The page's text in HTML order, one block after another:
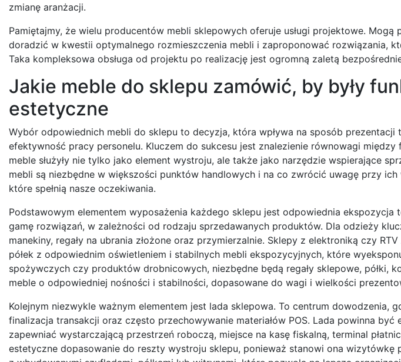
zmianę aranżacji.
Pamiętajmy, że wielu producentów mebli sklepowych oferuje usługi projektowe.
doradzić w kwestii optymalnego rozmieszczenia mebli i zaproponować rozwiązania,
Taka kompleksowa obsługa od projektu po realizację jest ogromną zaletą
Jakie meble do sklepu zamówić, by były
estetyczne
Wybór odpowiednich mebli do sklepu to decyzja, która wpływa na sposób
efektywność pracy personelu. Kluczem do sukcesu jest znalezienie równowagi
meble służyły nie tylko jako element wystroju, ale także jako narzędzie wspierające
mebli są niezbędne w większości punktów handlowych i na co zwrócić uwagę przy
które spełnią nasze oczekiwania.
Podstawowym elementem wyposażenia każdego sklepu jest odpowiednia ekspozycja
gamę rozwiązań, w zależności od rodzaju sprzedawanych produktów. Dla odzieży
manekiny, regały na ubrania złożone oraz przymierzalnie. Sklepy z elektroniką czy
półek z odpowiednim oświetleniem i stabilnych mebli ekspozycyjnych, które
spożywczych czy produktów drobnicowych, niezbędne będą regały sklepowe, półki,
meble o odpowiedniej nośności i stabilności, dopasowane do wagi i wielkości
Kolejnym niezwykle ważnym elementem jest lada sklepowa. To centrum dowodzenia,
finalizacja transakcji oraz często przechowywanie materiałów POS. Lada powinna być
zapewniać wystarczającą przestrzeń roboczą, miejsce na kasę fiskalną, terminal
estetyczne dopasowanie do reszty wystroju sklepu, ponieważ stanowi ona wizytówkę